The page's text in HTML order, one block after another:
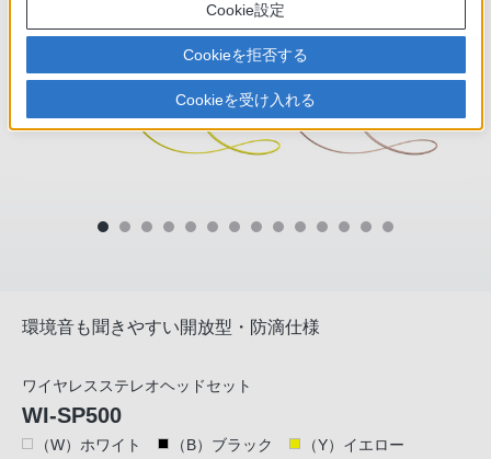
環境音も聞きやすい開放型・防滴仕様
ワイヤレスステレオヘッドセット
WI-SP500
（W）ホワイト （B）ブラック
（Y）イエロー
Cookie設定
Cookieを拒否する
Cookieを受け入れる